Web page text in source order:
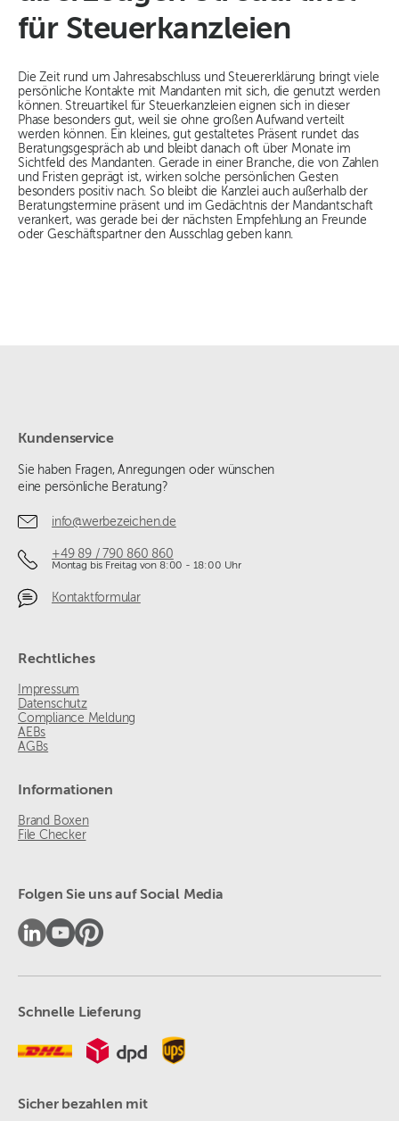
für Steuerkanzleien
Die Zeit rund um Jahresabschluss und Steuererklärung bringt viele
persönliche Kontakte mit Mandanten mit sich, die genutzt werden
können. Streuartikel für Steuerkanzleien eignen sich in dieser
Phase besonders gut, weil sie ohne großen Aufwand verteilt
werden können. Ein kleines, gut gestaltetes Präsent rundet das
Beratungsgespräch ab und bleibt danach oft über Monate im
Sichtfeld des Mandanten. Gerade in einer Branche, die von Zahlen
und Fristen geprägt ist, wirken solche persönlichen Gesten
besonders positiv nach. So bleibt die Kanzlei auch außerhalb der
Beratungstermine präsent und im Gedächtnis der Mandantschaft
verankert, was gerade bei der nächsten Empfehlung an Freunde
oder Geschäftspartner den Ausschlag geben kann.
Kundenservice
Sie haben Fragen, Anregungen oder wünschen
eine persönliche Beratung?
info@werbezeichen.de
+49 89 / 790 860 860
Montag bis Freitag von 8:00 - 18:00 Uhr
Kontaktformular
Rechtliches
Impressum
Datenschutz
Compliance Meldung
AEBs
AGBs
Informationen
Brand Boxen
File Checker
Folgen Sie uns auf Social Media
Schnelle Lieferung
Sicher bezahlen mit